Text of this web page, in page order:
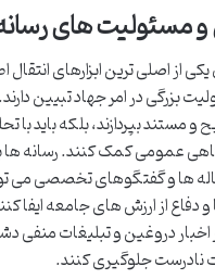
مسئولیت های
از اصلی ترین ابزارهای
بزرگی در امر جهاد تبیین دارند.
و مستند بپردازند، بلکه باید
عمومی کمک کنند. رسانه ها با
ها و گفتگوهای تخصصی می
دفاع از ارزش های جامعه ایفا
اخبار دروغین و تبلیغات
نادرست جلوگیری کنند.